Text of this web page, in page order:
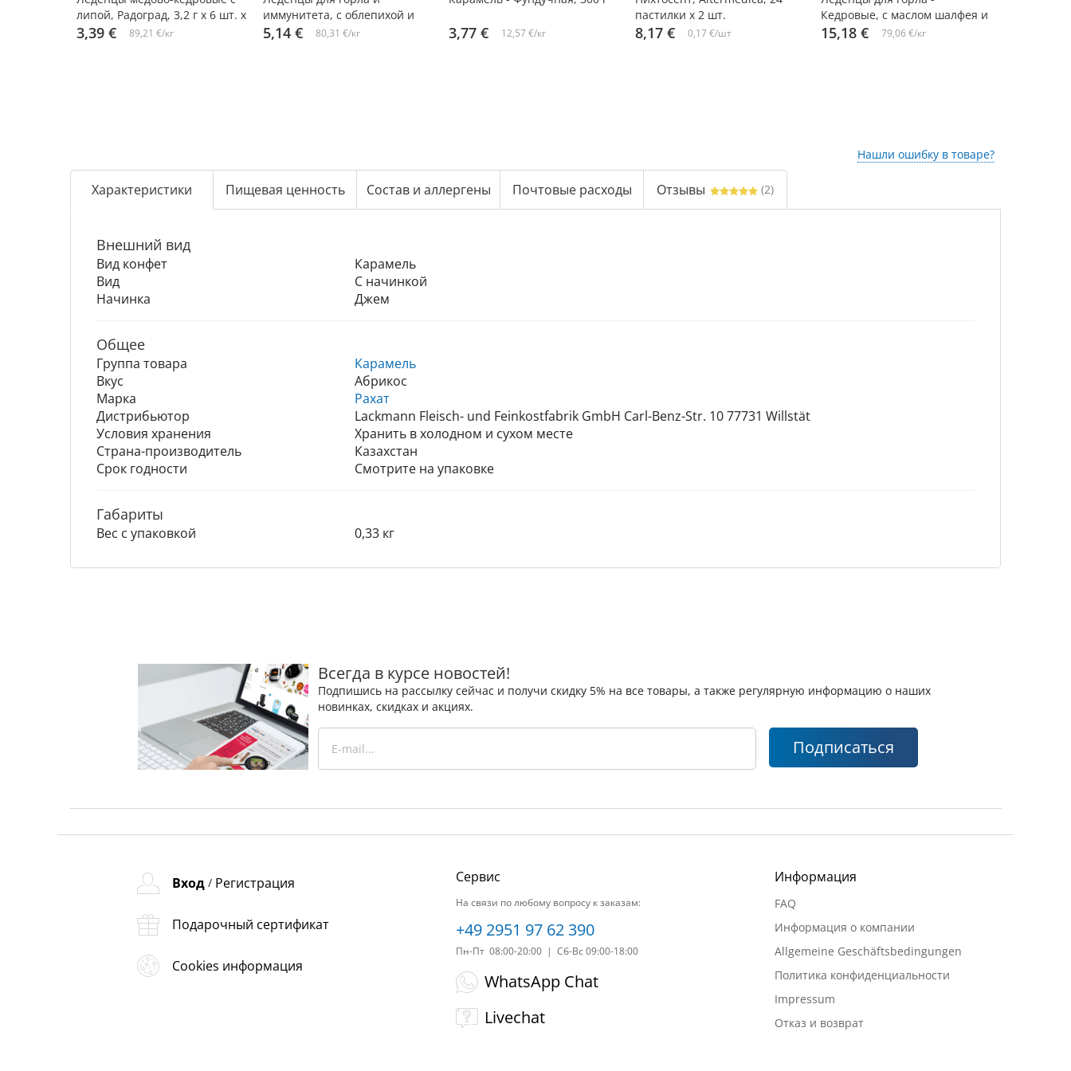
липой, Радоград, 3,2 г х 6 шт. х
2 упаковки
3,39 € 89,21 €/кг
иммунитета, с облепихой и
мёдом, 3,2 г х 10 шт. х 2
5,14 € 80,31 €/кг 3,77 € 12,57 €/кг
пастилки х 2 шт.
8,17 € 0,17 €/шт
Кедровые, с маслом шалфея и
прополисом, Радоград, 3,2 г х
15,18 € 79,06 €/кг
Нашли ошибку в товаре?
Характеристики Пищевая ценность Состав и аллергены Почтовые расходы Отзывы (2)
Внешний вид
Вид конфет
Карамель
Вид
С начинкой
Начинка
Джем
Общее
Группа товара
Карамель
Вкус
Абрикос
Марка
Рахат
Дистрибьютор
Lackmann Fleisch- und Feinkostfabrik GmbH Carl-Benz-Str. 10 77731 Willstät
Условия хранения
Хранить в холодном и сухом месте
Страна-производитель
Казахстан
Срок годности
Смотрите на упаковке
Габариты
Вес с упаковкой 0,33 кг
Всегда в курсе новостей!
Подпишись на рассылку сейчас и получи скидку 5% на все товары, а также регулярную информацию о наших
новинках, скидках и акциях.
Подписаться
Вход / Регистрация
Подарочный сертификат
Cookies информация
Сервис
На связи по любому вопросу к заказам:
+49 2951 97 62 390
Пн-Пт 08:00-20:00 | Сб-Вс 09:00-18:00
WhatsApp Chat
Livechat
Информация
FAQ
Информация о компании
Allgemeine Geschäftsbedingungen
Политика конфиденциальности
Impressum
Отказ и возврат